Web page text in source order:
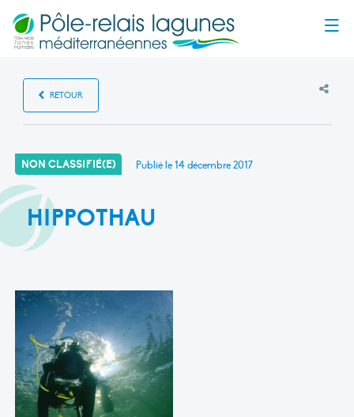
RETOUR
NON CLASSIFIÉ(E) Publié le14 décembre 2017
HIPPOTHAU